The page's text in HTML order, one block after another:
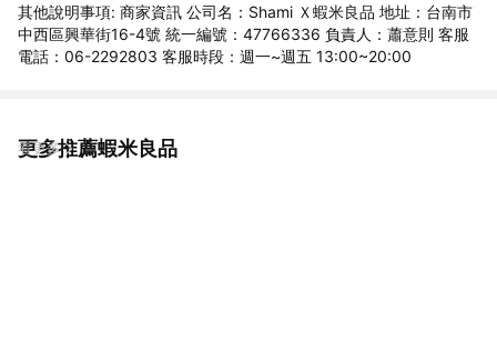
其他說明事項: 商家資訊 公司名：Shami Ｘ蝦米良品 地址：台南市
中西區興華街16-4號 統一編號：47766336 負責人：蕭意則 客服
電話：06-2292803 客服時段：週一~週五 13:00~20:00
更多推薦蝦米良品
看更多